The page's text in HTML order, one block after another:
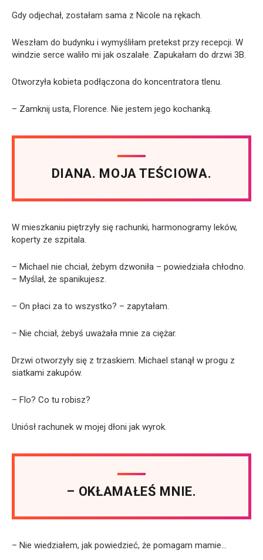
Gdy odjechał, zostałam sama z Nicole na rękach.
Weszłam do budynku i wymyśliłam pretekst przy recepcji. W
windzie serce waliło mi jak oszalałe. Zapukałam do drzwi 3B.
Otworzyła kobieta podłączona do koncentratora tlenu.
– Zamknij usta, Florence. Nie jestem jego kochanką.
DIANA. MOJA TEŚCIOWA.
W mieszkaniu piętrzyły się rachunki, harmonogramy leków,
koperty ze szpitala.
– Michael nie chciał, żebym dzwoniła – powiedziała chłodno.
– Myślał, że spanikujesz.
– On płaci za to wszystko? – zapytałam.
– Nie chciał, żebyś uważała mnie za ciężar.
Drzwi otworzyły się z trzaskiem. Michael stanął w progu z
siatkami zakupów.
– Flo? Co tu robisz?
Uniósł rachunek w mojej dłoni jak wyrok.
– OKŁAMAŁEŚ MNIE.
– Nie wiedziałem, jak powiedzieć, że pomagam mamie…